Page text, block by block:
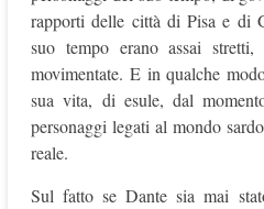
rapporti delle città di Pisa e di
suo tempo erano assai
movimentate. E in qualche
sua vita, di esule, dal
personaggi legati al mondo
reale.
Sul fatto se Dante sia mai